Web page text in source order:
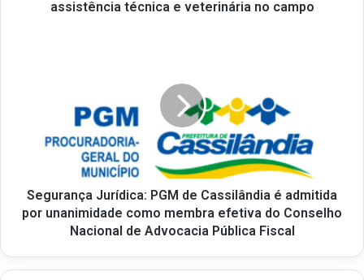
assistência técnica e veterinária no campo
Segurança Jurídica: PGM de Cassilândia é admitida
por unanimidade como membra efetiva do Conselho
Nacional de Advocacia Pública Fiscal